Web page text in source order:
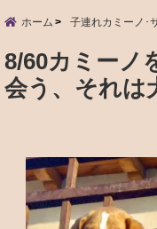
ホーム 子連れカミーノ･
8/60カミーノ
会う、それは